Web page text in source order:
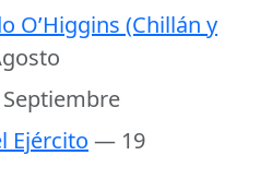
O’Higgins (Chillán y
Ejército — 19